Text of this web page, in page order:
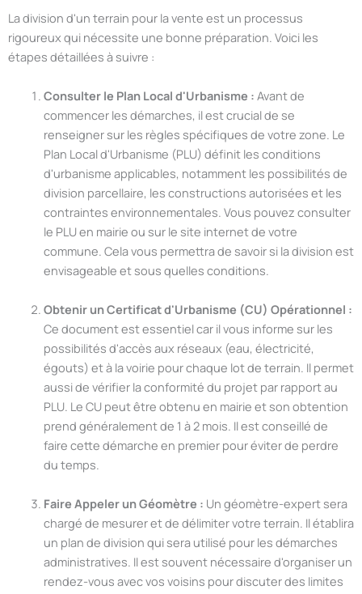
La division d'un terrain pour la vente est un processus
rigoureux qui nécessite une bonne préparation. Voici les
étapes détaillées à suivre :
Consulter le Plan Local d'Urbanisme : Avant de
commencer les démarches, il est crucial de se
renseigner sur les règles spécifiques de votre zone. Le
Plan Local d'Urbanisme (PLU) définit les conditions
d'urbanisme applicables, notamment les possibilités de
division parcellaire, les constructions autorisées et les
contraintes environnementales. Vous pouvez consulter
le PLU en mairie ou sur le site internet de votre
commune. Cela vous permettra de savoir si la division est
envisageable et sous quelles conditions.
Obtenir un Certificat d'Urbanisme (CU) Opérationnel :
Ce document est essentiel car il vous informe sur les
possibilités d'accès aux réseaux (eau, électricité,
égouts) et à la voirie pour chaque lot de terrain. Il permet
aussi de vérifier la conformité du projet par rapport au
PLU. Le CU peut être obtenu en mairie et son obtention
prend généralement de 1 à 2 mois. Il est conseillé de
faire cette démarche en premier pour éviter de perdre
du temps.
Faire Appeler un Géomètre : Un géomètre-expert sera
chargé de mesurer et de délimiter votre terrain. Il établira
un plan de division qui sera utilisé pour les démarches
administratives. Il est souvent nécessaire d'organiser un
rendez-vous avec vos voisins pour discuter des limites